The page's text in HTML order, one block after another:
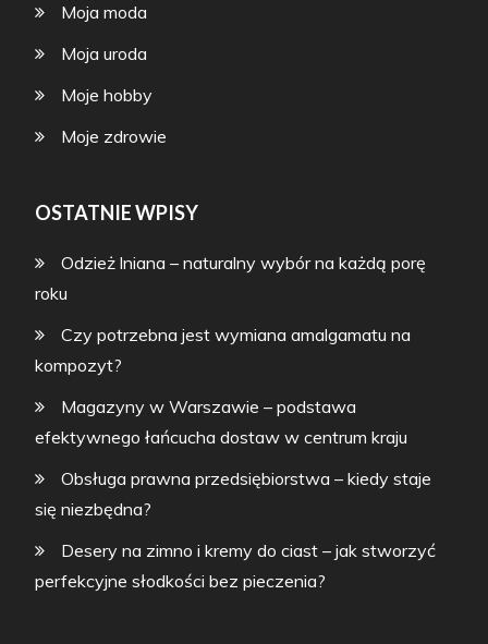
Moja moda
Moja uroda
Moje hobby
Moje zdrowie
OSTATNIE WPISY
Odzież lniana – naturalny wybór na każdą porę
roku
Czy potrzebna jest wymiana amalgamatu na
kompozyt?
Magazyny w Warszawie – podstawa
efektywnego łańcucha dostaw w centrum kraju
Obsługa prawna przedsiębiorstwa – kiedy staje
się niezbędna?
Desery na zimno i kremy do ciast – jak stworzyć
perfekcyjne słodkości bez pieczenia?